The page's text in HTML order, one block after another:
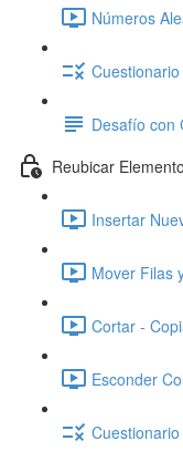
Números
Desafío con
Reubicar
Insertar
Mover Filas
Cortar -
Esconder